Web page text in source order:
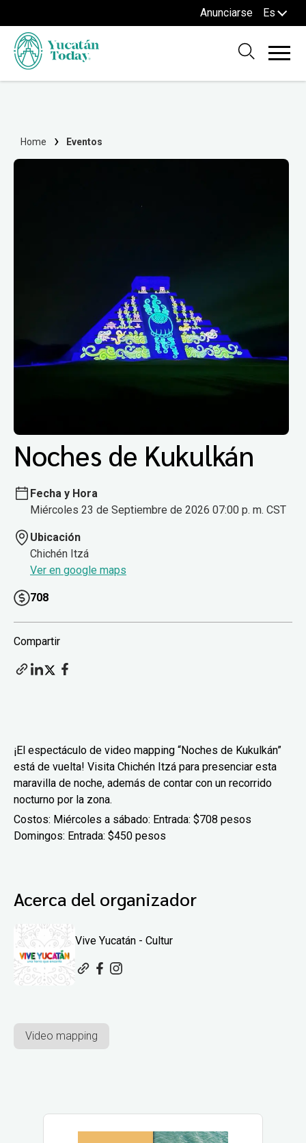
Anunciarse Es
Home Eventos
Noches de Kukulkán
Fecha y Hora
Miércoles 23 de Septiembre de 2026 07:00 p. m. CST
Ubicación
Chichén Itzá
Ver en google maps
708
Compartir
¡El espectáculo de video mapping “Noches de Kukulkán”
está de vuelta! Visita Chichén Itzá para presenciar esta
maravilla de noche, además de contar con un recorrido
nocturno por la zona.
Costos: Miércoles a sábado: Entrada: $708 pesos
Domingos: Entrada: $450 pesos
Acerca del organizador
Vive Yucatán - Cultur
Video mapping